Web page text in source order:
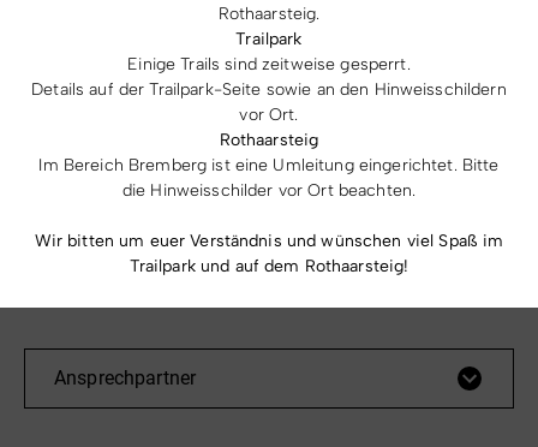
Rothaarsteig.
Trailpark
Einige Trails sind zeitweise gesperrt.
Details auf der Trailpark-Seite sowie an den Hinweisschildern
vor Ort.
Rothaarsteig
Im Bereich Bremberg ist eine Umleitung eingerichtet. Bitte
die Hinweisschilder vor Ort beachten.
Wir bitten um euer Verständnis und wünschen viel Spaß im
Trailpark und auf dem Rothaarsteig!
Telefon:
Ansprechpartner